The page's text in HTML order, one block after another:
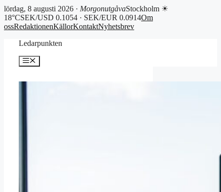
lördag, 8 augusti 2026 · MorgonutgåvaStockholm ☀
18°CSEK/USD 0.1054 · SEK/EUR 0.0914Om
ossRedaktionenKällorKontaktNyhetsbrev
Ledarpunkten
Meny